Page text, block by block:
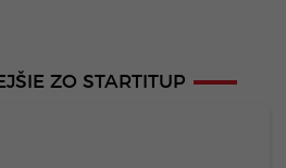
ZO STARTITUP